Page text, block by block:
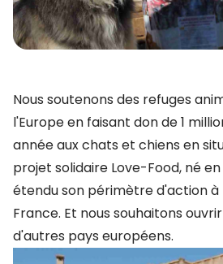
Nous soutenons des refuges
l'Europe en faisant don de 1
année aux chats et chiens en
projet solidaire Love-Food, né
étendu son périmètre d'action à
France. Et nous souhaitons
d'autres pays européens.